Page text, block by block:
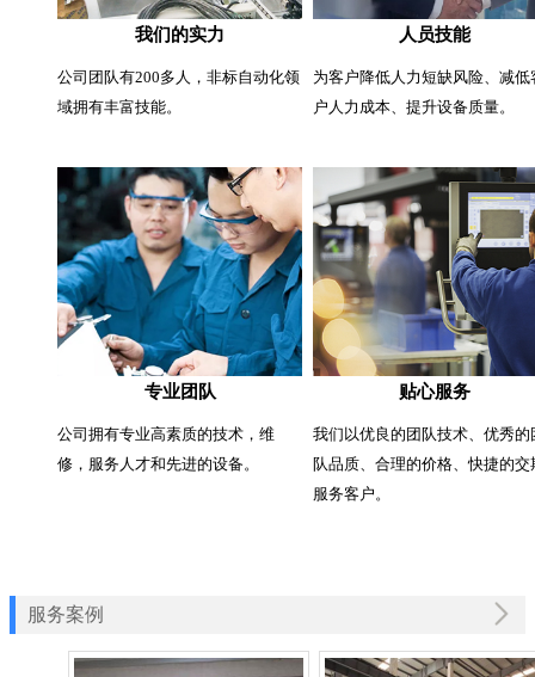
我们的实力
公司团队有200多人，非标自动化领
域拥有丰富技能。
人员技能
为客户降低人力短缺风险、减低
户人力成本、提升设备质量。
专业团队
公司拥有专业高素质的技术，维
修，服务人才和先进的设备。
贴心服务
我们以优良的团队技术、优秀的
队品质、合理的价格、快捷的交
服务客户。
服务案例